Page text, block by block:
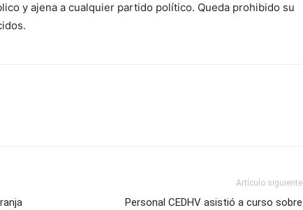
y ajena a cualquier partido político. Queda prohibido su
Artículo siguiente
Personal CEDHV asistió a curso sobre